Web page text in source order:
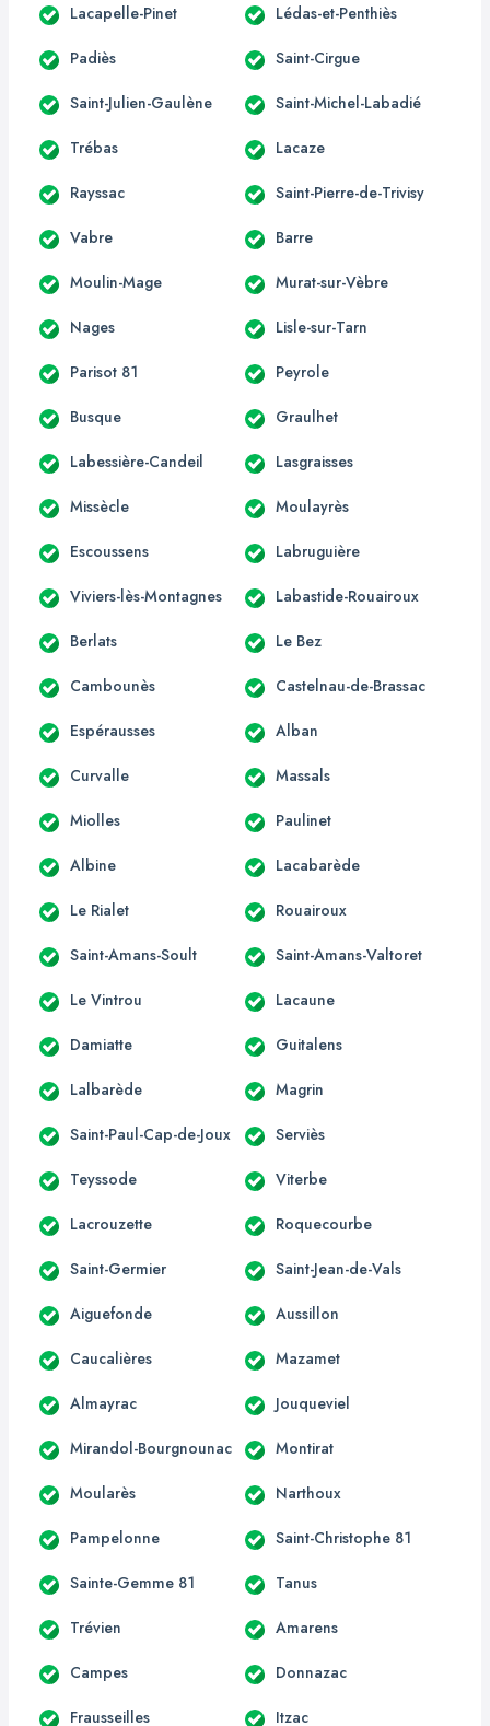
Lacapelle-Pinet Lédas-et-Penthiès
Padiès Saint-Cirgue
Saint-Julien-Gaulène Saint-Michel-Labadié
Trébas Lacaze
Rayssac Saint-Pierre-de-Trivisy
Vabre Barre
Moulin-Mage Murat-sur-Vèbre
Nages Lisle-sur-Tarn
Parisot 81 Peyrole
Busque Graulhet
Labessière-Candeil Lasgraisses
Missècle Moulayrès
Escoussens Labruguière
Viviers-lès-Montagnes Labastide-Rouairoux
Berlats Le Bez
Cambounès Castelnau-de-Brassac
Espérausses Alban
Curvalle Massals
Miolles Paulinet
Albine Lacabarède
Le Rialet Rouairoux
Saint-Amans-Soult Saint-Amans-Valtoret
Le Vintrou Lacaune
Damiatte Guitalens
Lalbarède Magrin
Saint-Paul-Cap-de-Joux Serviès
Teyssode Viterbe
Lacrouzette Roquecourbe
Saint-Germier Saint-Jean-de-Vals
Aiguefonde Aussillon
Caucalières Mazamet
Almayrac Jouqueviel
Mirandol-Bourgnounac Montirat
Moularès Narthoux
Pampelonne Saint-Christophe 81
Sainte-Gemme 81 Tanus
Trévien Amarens
Campes Donnazac
Frausseilles Itzac